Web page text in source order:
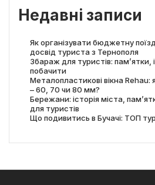
Недавні записи
Як організувати бюджетну
досвід туриста з Тернополя
Збараж для туристів: пам’ятки,
побачити
Металопластикові вікна Rehau:
– 60, 70 чи 80 мм?
Бережани: історія міста,
для туристів
Що подивитись в Бучачі: ТОП